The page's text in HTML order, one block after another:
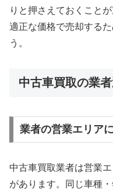
りと押さえておくこと
適正な価格で売却する
う。
中古車買取の業
業者の営業エリア
中古車買取業者は営業
があります。同じ車種